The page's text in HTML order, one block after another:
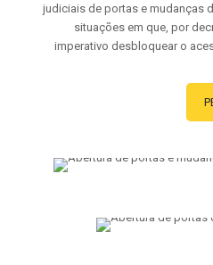
judiciais de portas e mudanças
situações em que, por
imperativo desbloquear o